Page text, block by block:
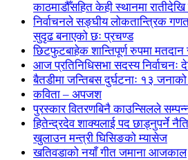
काठमाडौँसहित केही स्थानमा
निर्वाचनले सङ्घीय लोकतान्त्रिक
सुदृढ बनाएको छः प्रचण्ड
छिटफुटबाहेक शान्तिपूर्ण रुपमा मतदान
आज प्रतिनिधिसभा सदस्य निर्वाचनः
बैतडीमा जन्तिबस दुर्घटनाः १३
कविता – अपजश
पुरस्कार वितरणबिनै काउन्सिलले सम्पन्न
हितेन्द्रदेव शाक्यलाई पद छाड्नुपर्ने
खुलाउन मन्त्री घिसिङको म्यासेज
खतिवडाको नयाँ गीत जमाना आजकाल